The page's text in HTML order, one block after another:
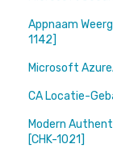
Appnaam
1142]
Microsoft
CA Locatie-
Modern
[CHK-1021]